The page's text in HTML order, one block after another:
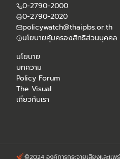
0-2790-2000
0-2790-2020
policywatch@thaipbs.or.th
นโยบายคุ้มครองสิทธิส่วนบุคคล
นโยบาย
บทความ
Policy Forum
The Visual
เกี่ยวกับเรา
©2024 องค์การกระจายเสียงและแพ